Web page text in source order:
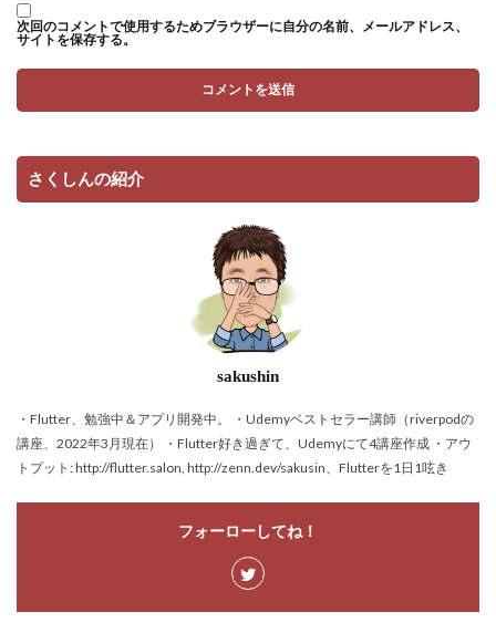
次回のコメントで使用するためブラウザーに自分の名前、メールアドレス、
サイトを保存する。
さくしんの紹介
sakushin
・Flutter、勉強中＆アプリ開発中。 ・Udemyベストセラー講師（riverpodの
講座、2022年3月現在） ・Flutter好き過ぎて、Udemyにて4講座作成 ・アウ
トプット: http://flutter.salon, http://zenn.dev/sakusin、Flutterを1日1呟き
フォーローしてね！